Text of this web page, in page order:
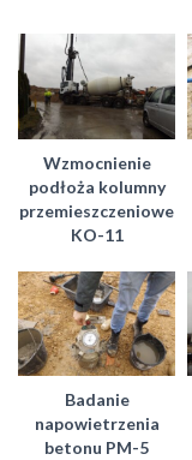
Wzmocnienie
podłoża kolumny
przemieszczeniowe
KO-11
Badanie
napowietrzenia
betonu PM-5